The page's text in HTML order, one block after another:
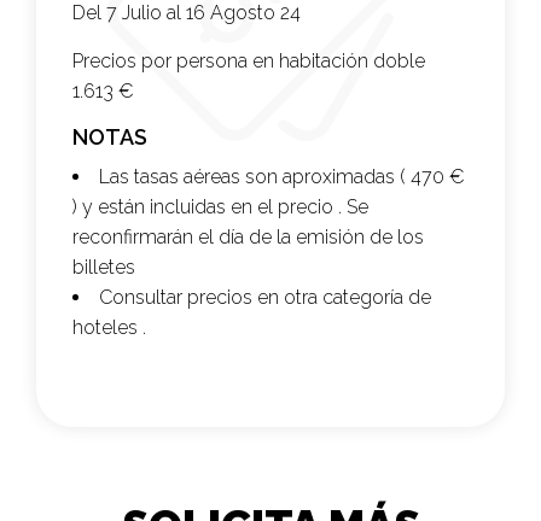
Del 7 Julio al 16 Agosto 24
Precios por persona en habitación doble
1.613 €
NOTAS
Las tasas aéreas son aproximadas ( 470 €
) y están incluidas en el precio . Se
reconfirmarán el día de la emisión de los
billetes
Consultar precios en otra categoría de
hoteles .